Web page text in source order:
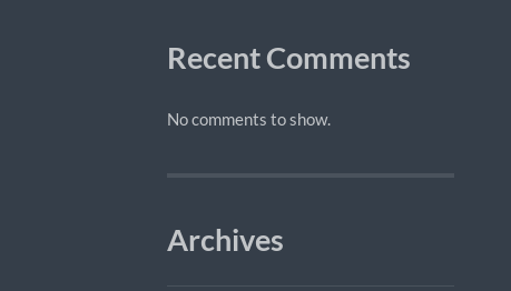
Recent Comments
No comments to show.
Archives